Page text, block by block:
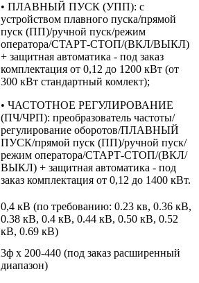
• ПЛАВНЫЙ ПУСК (УПП): с
устройством плавного пуска/прямой
пуск (ПП)/ручной пуск/режим
оператора/СТАРТ-СТОП/(ВКЛ/ВЫКЛ)
+ защитная автоматика - под заказ
комплектация от 0,12 до 1200 кВт (от
300 кВт стандартный комлект);
• ЧАСТОТНОЕ РЕГУЛИРОВАНИЕ
(ПЧ/ЧРП): преобразователь частоты/
регулирование оборотов/ПЛАВНЫЙ
ПУСК/прямой пуск (ПП)/ручной пуск/
режим оператора/СТАРТ-СТОП/(ВКЛ/
ВЫКЛ) + защитная автоматика - под
заказ комплектация от 0,12 до 1400 кВт.
0,4 кВ (по требованию: 0.23 кв, 0.36 кВ,
0.38 кВ, 0.4 кВ, 0.44 кВ, 0.50 кВ, 0.52
кВ, 0.69 кВ)
3ф х 200-440 (под заказ расширенный
диапазон)